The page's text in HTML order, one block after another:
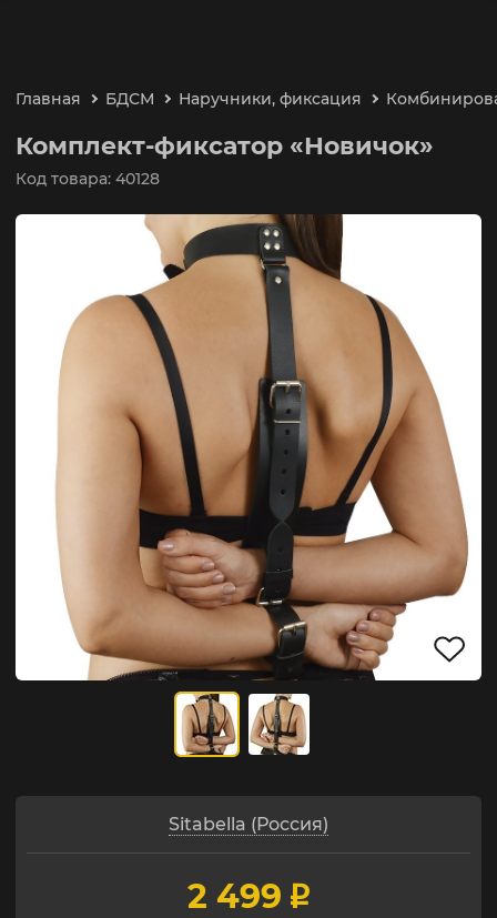
Главная БДСМ Наручники, фиксация
Комплект-фиксатор «Новичок»
Код товара: 40128
Sitabella (Россия)
2 499 p